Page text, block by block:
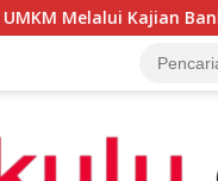
Bank Indonesia